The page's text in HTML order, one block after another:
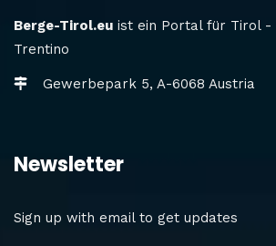
Berge-Tirol.eu ist ein Portal für Tirol -
Trentino
Gewerbepark 5, A-6068 Austria
Newsletter
Sign up with email to get updates